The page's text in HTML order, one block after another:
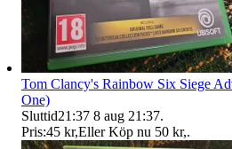
Tom Clancy's Rainbow Six Siege
One)
Sluttid21:37 8 aug 21:37.
Pris:45 kr,Eller Köp nu 50 kr,.